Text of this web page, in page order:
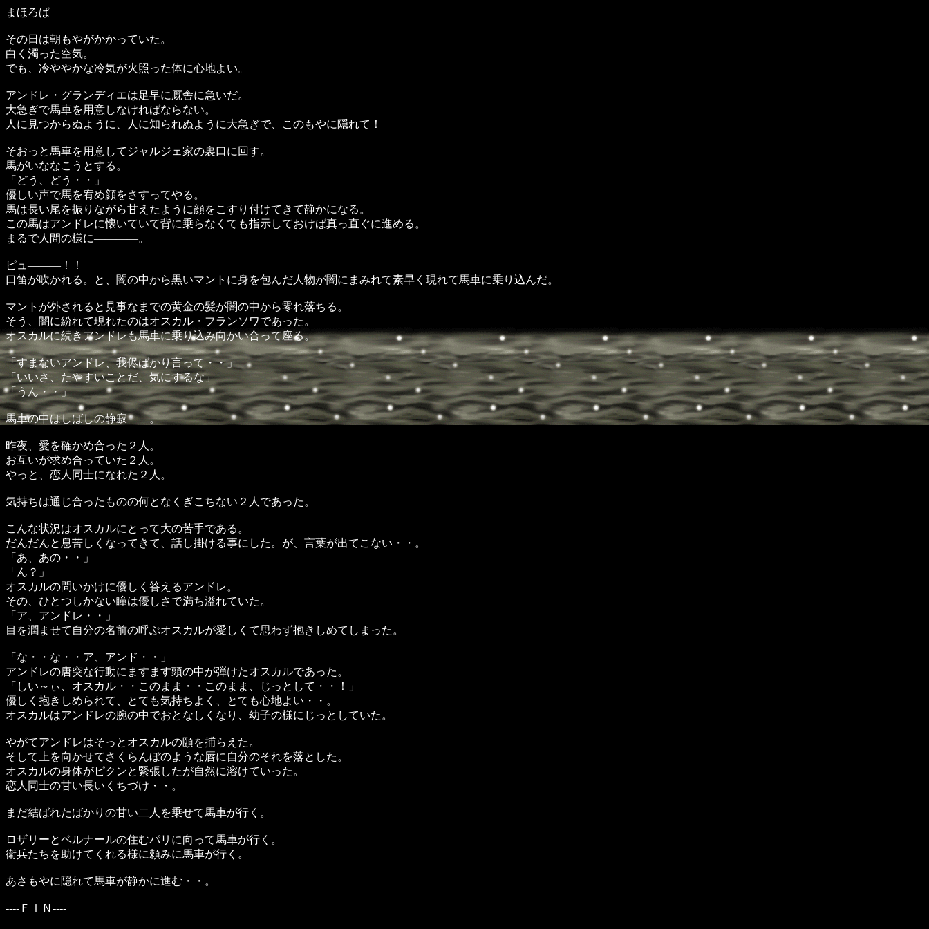
まほろば
その日は朝もやがかかっていた。
白く濁った空気。
でも、冷ややかな冷気が火照った体に心地よい。
アンドレ・グランディエは足早に厩舎に急いだ。
大急ぎで馬車を用意しなければならない。
人に見つからぬように、人に知られぬように大急ぎで、このもやに隠れて！
そおっと馬車を用意してジャルジェ家の裏口に回す。
馬がいななこうとする。
「どう、どう・・」
優しい声で馬を宥め顔をさすってやる。
馬は長い尾を振りながら甘えたように顔をこすり付けてきて静かになる。
この馬はアンドレに懐いていて背に乗らなくても指示しておけば真っ直ぐに進める。
まるで人間の様に――――。
ピュ―――！！
口笛が吹かれる。と、闇の中から黒いマントに身を包んだ人物が闇にまみれて素早く現れて馬車に乗り込んだ。
マントが外されると見事なまでの黄金の髪が闇の中から零れ落ちる。
そう、闇に紛れて現れたのはオスカル・フランソワであった。
オスカルに続きアンドレも馬車に乗り込み向かい合って座る。
「すまないアンドレ、我侭ばかり言って・・」
「いいさ、たやすいことだ、気にするな」
「うん・・」
馬車の中はしばしの静寂――。
昨夜、愛を確かめ合った２人。
お互いが求め合っていた２人。
やっと、恋人同士になれた２人。
気持ちは通じ合ったものの何となくぎこちない２人であった。
こんな状況はオスカルにとって大の苦手である。
だんだんと息苦しくなってきて、話し掛ける事にした。が、言葉が出てこない・・。
「あ、あの・・」
「ん？」
オスカルの問いかけに優しく答えるアンドレ。
その、ひとつしかない瞳は優しさで満ち溢れていた。
「ア、アンドレ・・」
目を潤ませて自分の名前の呼ぶオスカルが愛しくて思わず抱きしめてしまった。
「な・・な・・ア、アンド・・」
アンドレの唐突な行動にますます頭の中が弾けたオスカルであった。
「しい～ぃ、オスカル・・このまま・・このまま、じっとして・・！」
優しく抱きしめられて、とても気持ちよく、とても心地よい・・。
オスカルはアンドレの腕の中でおとなしくなり、幼子の様にじっとしていた。
やがてアンドレはそっとオスカルの頤を捕らえた。
そして上を向かせてさくらんぼのような唇に自分のそれを落とした。
オスカルの身体がピクンと緊張したが自然に溶けていった。
恋人同士の甘い長いくちづけ・・。
まだ結ばれたばかりの甘い二人を乗せて馬車が行く。
ロザリーとベルナールの住むパリに向って馬車が行く。
衛兵たちを助けてくれる様に頼みに馬車が行く。
あさもやに隠れて馬車が静かに進む・・。
----ＦＩＮ----